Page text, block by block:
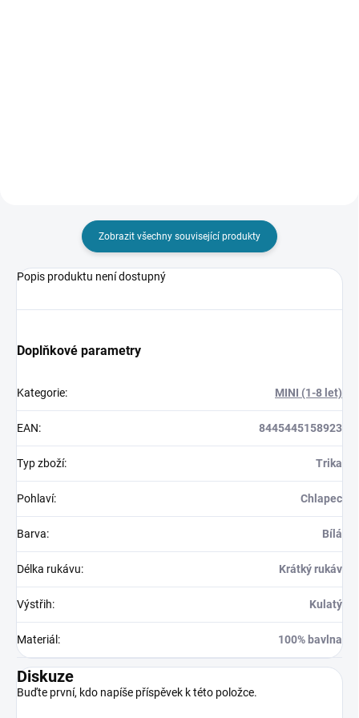
Zobrazit všechny související produkty
Popis produktu není dostupný
Doplňkové parametry
Kategorie: MINI (1-8 let)
EAN: 8445445158923
Typ zboží: Trika
Pohlaví: Chlapec
Barva: Bílá
Délka rukávu: Krátký rukáv
Výstřih: Kulatý
Materiál: 100% bavlna
Diskuze
Buďte první, kdo napíše příspěvek k této položce.